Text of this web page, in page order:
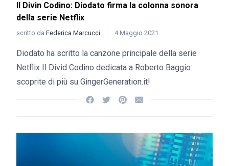
Il Divin Codino: Diodato firma la colonna sonora
della serie Netflix
scritto da Federica Marcucci 4 Maggio 2021
Diodato ha scritto la canzone principale della serie
Netflix Il Divid Codino dedicata a Roberto Baggio:
scoprite di più su GingerGeneration.it!